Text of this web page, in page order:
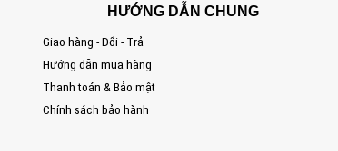
HƯỚNG DẪN CHUNG
Giao hàng - Đổi - Trả
Hướng dẫn mua hàng
Thanh toán & Bảo mật
Chính sách bảo hành